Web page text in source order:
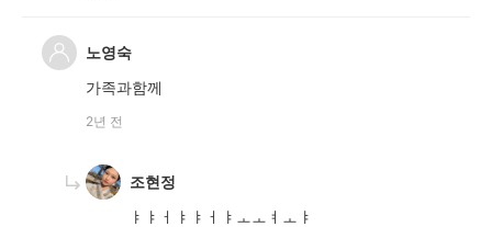
노영숙
가족과함께
2년 전
조현정
ㅑㅑㅓㅑㅑㅓㅑㅗㅗㅕㅗㅑ